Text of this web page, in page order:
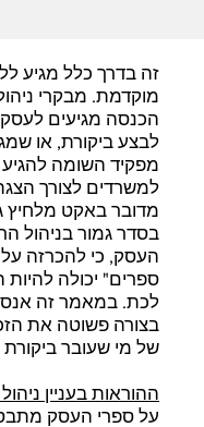
זה בדרך כלל מגיע
מוקדמת. מבקרי
הכנסה מגיעים
לבצע ביקורת, או
מפקיד השומה
למשרדים לצורך
מדובר באקט מלחיץ
בסדר גמור בניהול
העסק, כי להכרזה
ספרים" יכולה
לכת. במאמר זה
בצורה פשוטה את
של מי שעובר ביקורת
ההוראות בעניין
על ספרי העסק